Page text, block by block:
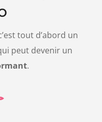
tout d’abord un
peut devenir un
.